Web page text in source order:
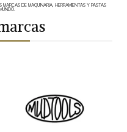
MARCAS DE MAQUINARIA, HERRAMIENTAS Y PASTAS